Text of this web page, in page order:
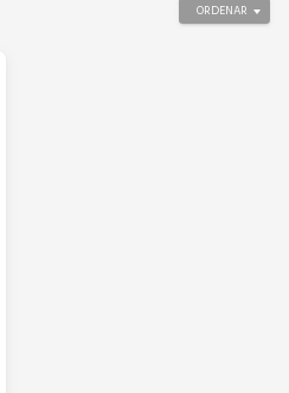
ORDENAR